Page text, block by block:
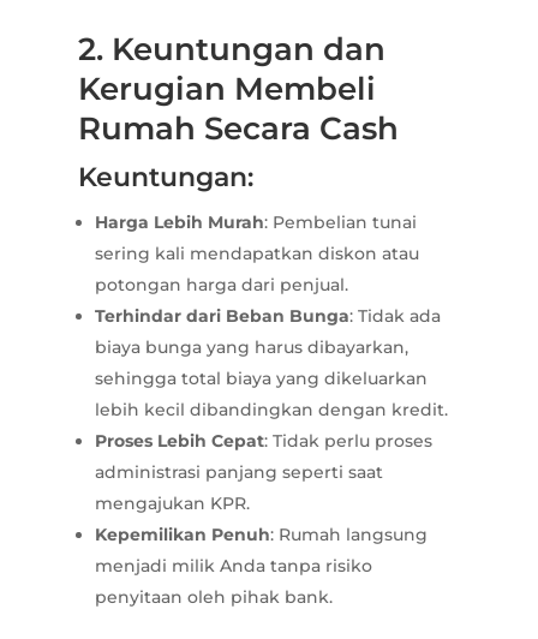
2. Keuntungan dan
Kerugian Membeli
Rumah Secara Cash
Keuntungan:
Harga Lebih Murah: Pembelian tunai
sering kali mendapatkan diskon atau
potongan harga dari penjual.
Terhindar dari Beban Bunga: Tidak ada
biaya bunga yang harus dibayarkan,
sehingga total biaya yang dikeluarkan
lebih kecil dibandingkan dengan kredit.
Proses Lebih Cepat: Tidak perlu proses
administrasi panjang seperti saat
mengajukan KPR.
Kepemilikan Penuh: Rumah langsung
menjadi milik Anda tanpa risiko
penyitaan oleh pihak bank.